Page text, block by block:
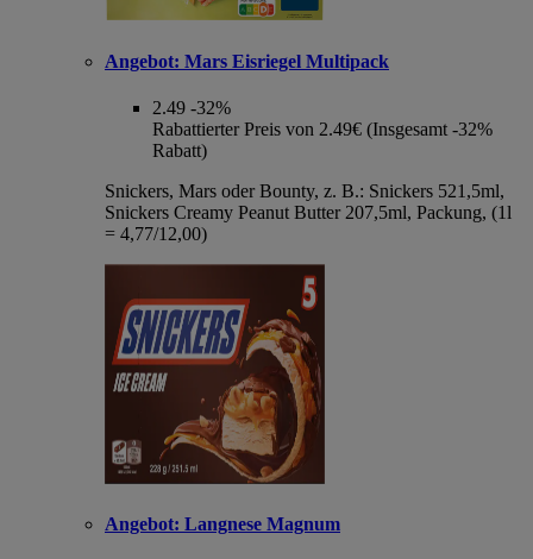
Angebot: Mars Eisriegel Multipack
2.49 -32%
Rabattierter Preis von 2.49€ (Insgesamt -32%
Rabatt)
Snickers, Mars oder Bounty, z. B.: Snickers 521,5ml,
Snickers Creamy Peanut Butter 207,5ml, Packung, (1l
= 4,77/12,00)
Angebot: Langnese Magnum